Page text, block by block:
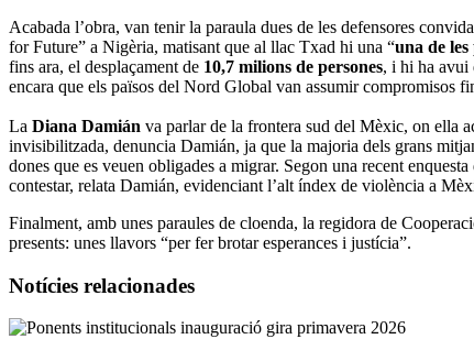
Acabada l’obra, van tenir la paraula dues de les defensores
for Future” a Nigèria, matisant que al llac Txad hi una “una de
fins ara, el desplaçament de 10,7 milions de persones, i hi ha avui
encara que els països del Nord Global van assumir compromisos
La Diana Damián va parlar de la frontera sud del Mèxic, on ella
invisibilitzada, denuncia Damián, ja que la majoria dels grans
dones que es veuen obligades a migrar. Segon una recent
contestar, relata Damián, evidenciant l’alt índex de violència a
Finalment, amb unes paraules de cloenda, la regidora de
presents: unes llavors “per fer brotar esperances i justícia”.
Notícies relacionades